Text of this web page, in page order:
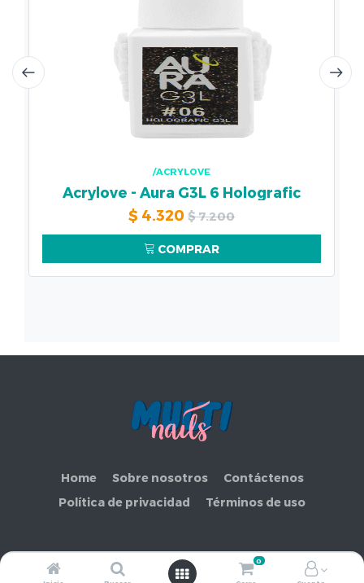
0
/ACRYLOVE
Acrylove - Aura G3L 6 Holografic
$ 4.320 $7.200
COMPRAR
Home Sobre nosotros
Contáctenos
Política de privacidad
Términos de uso
Copyright ©COMERCIAL MAKEMORE LIMITADA